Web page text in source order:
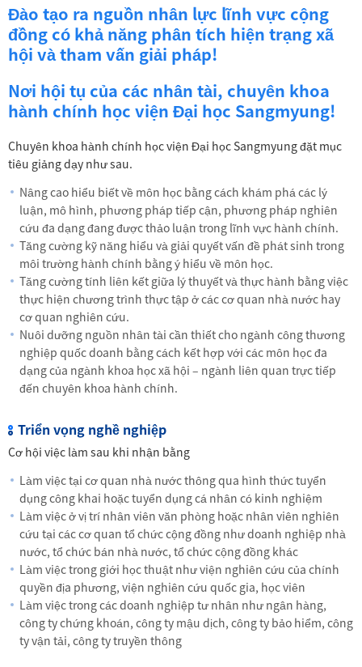
Đào tạo ra nguồn nhân lực lĩnh vực cộng
đồng có khả năng phân tích hiện trạng xã
hội và tham vấn giải pháp!
Nơi hội tụ của các nhân tài, chuyên khoa
hành chính học viện Đại học Sangmyung!
Chuyên khoa hành chính học viện Đại học Sangmyung đặt mục
tiêu giảng dạy như sau.
Nâng cao hiểu biết về môn học bằng cách khám phá các lý
luận, mô hình, phương pháp tiếp cận, phương pháp nghiên
cứu đa dạng đang được thảo luận trong lĩnh vực hành chính.
Tăng cường kỹ năng hiểu và giải quyết vấn đề phát sinh trong
môi trường hành chính bằng ý hiểu về môn học.
Tăng cường tính liên kết giữa lý thuyết và thực hành bằng việc
thực hiện chương trình thực tập ở các cơ quan nhà nước hay
cơ quan nghiên cứu.
Nuôi dưỡng nguồn nhân tài cần thiết cho ngành công thương
nghiệp quốc doanh bằng cách kết hợp với các môn học đa
dạng của ngành khoa học xã hội – ngành liên quan trực tiếp
đến chuyên khoa hành chính.
Triển vọng nghề nghiệp
Cơ hội việc làm sau khi nhận bằng
Làm việc tại cơ quan nhà nước thông qua hình thức tuyển
dụng công khai hoặc tuyển dụng cá nhân có kinh nghiệm
Làm việc ở vị trí nhân viên văn phòng hoặc nhân viên nghiên
cứu tại các cơ quan tổ chức cộng đồng như doanh nghiệp nhà
nước, tổ chức bán nhà nước, tổ chức cộng đồng khác
Làm việc trong giới học thuật như viện nghiên cứu của chính
quyền địa phương, viện nghiên cứu quốc gia, học viên
Làm việc trong các doanh nghiệp tư nhân như ngân hàng,
công ty chứng khoán, công ty mậu dịch, công ty bảo hiểm, công
ty vận tải, công ty truyền thông